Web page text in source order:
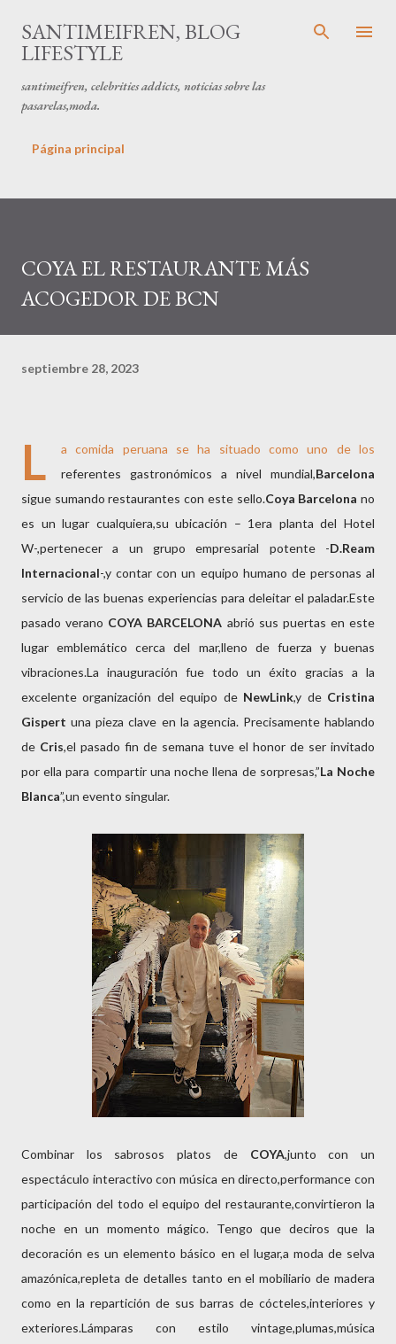
Ir al contenido principal
SANTIMEIFREN, BLOG
LIFESTYLE
santimeifren, celebrities addicts, noticias sobre las
pasarelas,moda.
Página principal
COYA EL RESTAURANTE MÁS
ACOGEDOR DE BCN
septiembre 28, 2023
L
a comida peruana se ha situado como uno de los
referentes gastronómicos a nivel mundial,Barcelona
sigue sumando restaurantes con este sello.Coya Barcelona no
es un lugar cualquiera,su ubicación – 1era planta del Hotel
W-,pertenecer a un grupo empresarial potente -D.Ream
Internacional-,y contar con un equipo humano de personas al
servicio de las buenas experiencias para deleitar el paladar.Este
pasado verano COYA BARCELONA abrió sus puertas en este
lugar emblemático cerca del mar,lleno de fuerza y buenas
vibraciones.La inauguración fue todo un éxito gracias a la
excelente organización del equipo de NewLink,y de Cristina
Gispert una pieza clave en la agencia. Precisamente hablando
de Cris,el pasado fin de semana tuve el honor de ser invitado
por ella para compartir una noche llena de sorpresas,”La Noche
Blanca”,un evento singular.
Combinar los sabrosos platos de COYA,junto con un
espectáculo interactivo con música en directo,performance con
participación del todo el equipo del restaurante,convirtieron la
noche en un momento mágico. Tengo que deciros que la
decoración es un elemento básico en el lugar,a moda de selva
amazónica,repleta de detalles tanto en el mobiliario de madera
como en la repartición de sus barras de cócteles,interiores y
exteriores.Lámparas con estilo vintage,plumas,música